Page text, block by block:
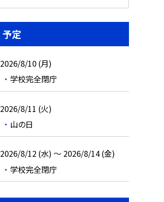
予定
2026/8/10 (月)
学校完全閉庁
2026/8/11 (火)
山の日
2026/8/12 (水) ～ 2026/8/14 (金)
学校完全閉庁